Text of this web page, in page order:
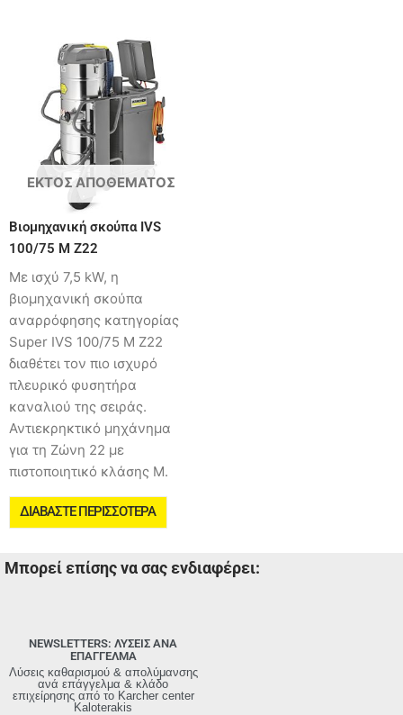
ΕΚΤΌΣ ΑΠΟΘΈΜΑΤΟΣ
Βιομηχανική σκούπα IVS
100/75 M Z22
Με ισχύ 7,5 kW, η
βιομηχανική σκούπα
αναρρόφησης κατηγορίας
Super IVS 100/75 M Z22
διαθέτει τον πιο ισχυρό
πλευρικό φυσητήρα
καναλιού της σειράς.
Αντιεκρηκτικό μηχάνημα
για τη Ζώνη 22 με
πιστοποιητικό κλάσης Μ.
ΔΙΑΒΆΣΤΕ ΠΕΡΙΣΣΌΤΕΡΑ
Μπορεί επίσης να σας ενδιαφέρει:
NEWSLETTERS: ΛΥΣΕΙΣ ΑΝΑ
ΕΠΑΓΓΕΛΜΑ
Λύσεις καθαρισμού & απολύμανσης
ανά επάγγελμα & κλάδο
επιχείρησης από τo Karcher center
Kaloterakis